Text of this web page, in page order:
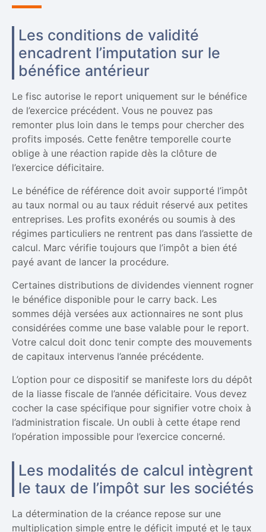
Les conditions de validité
encadrent l’imputation sur le
bénéfice antérieur
Le fisc autorise le report uniquement sur le bénéfice
de l’exercice précédent. Vous ne pouvez pas
remonter plus loin dans le temps pour chercher des
profits imposés. Cette fenêtre temporelle courte
oblige à une réaction rapide dès la clôture de
l’exercice déficitaire.
Le bénéfice de référence doit avoir supporté l’impôt
au taux normal ou au taux réduit réservé aux petites
entreprises. Les profits exonérés ou soumis à des
régimes particuliers ne rentrent pas dans l’assiette de
calcul. Marc vérifie toujours que l’impôt a bien été
payé avant de lancer la procédure.
Certaines distributions de dividendes viennent rogner
le bénéfice disponible pour le carry back. Les
sommes déjà versées aux actionnaires ne sont plus
considérées comme une base valable pour le report.
Votre calcul doit donc tenir compte des mouvements
de capitaux intervenus l’année précédente.
L’option pour ce dispositif se manifeste lors du dépôt
de la liasse fiscale de l’année déficitaire. Vous devez
cocher la case spécifique pour signifier votre choix à
l’administration fiscale. Un oubli à cette étape rend
l’opération impossible pour l’exercice concerné.
Les modalités de calcul intègrent
le taux de l’impôt sur les sociétés
La détermination de la créance repose sur une
multiplication simple entre le déficit imputé et le taux